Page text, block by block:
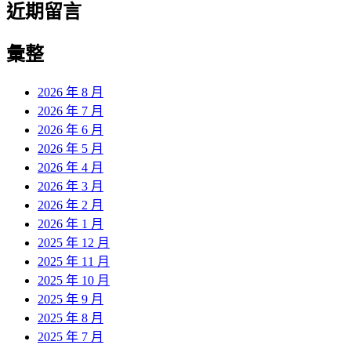
近期留言
彙整
2026 年 8 月
2026 年 7 月
2026 年 6 月
2026 年 5 月
2026 年 4 月
2026 年 3 月
2026 年 2 月
2026 年 1 月
2025 年 12 月
2025 年 11 月
2025 年 10 月
2025 年 9 月
2025 年 8 月
2025 年 7 月